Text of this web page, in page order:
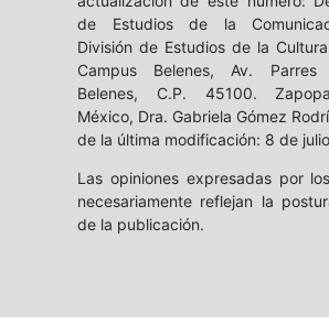
de Estudios de la
División de Estudios de la
Campus Belenes, Av.
Belenes, C.P. 45100.
México, Dra. Gabriela Gómez
de la última modificación: 8 de
Las opiniones expresadas por
necesariamente reflejan la
de la publicación.